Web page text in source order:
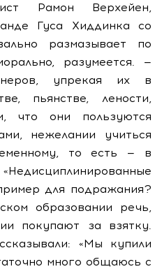
Рамон Верхейен,
Гуса Хиддинка со
размазывает по
разумеется. —
упрекая их в
пьянстве, лености,
что они пользуются
нежелании учиться
то есть — в
для подражания?
образовании речь,
покупают за взятку.
«Мы купили
много общаюсь с